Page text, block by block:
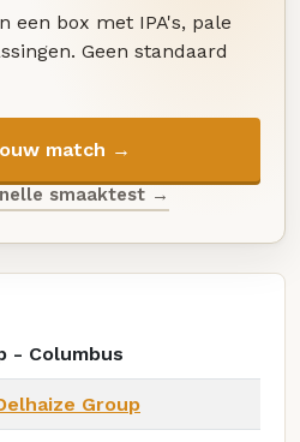
een box met IPA's, pale
Geen standaard
match →
smaaktest →
- Columbus
Group